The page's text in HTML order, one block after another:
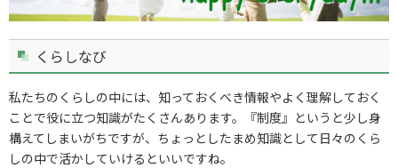
くらしなび
私たちのくらしの中には、知っておくべき情報やよく理解しておく
ことで役に立つ知識がたくさんあります。『制度』というと少し身
構えてしまいがちですが、ちょっとしたまめ知識として日々のくら
しの中で活かしていけるといいですね。